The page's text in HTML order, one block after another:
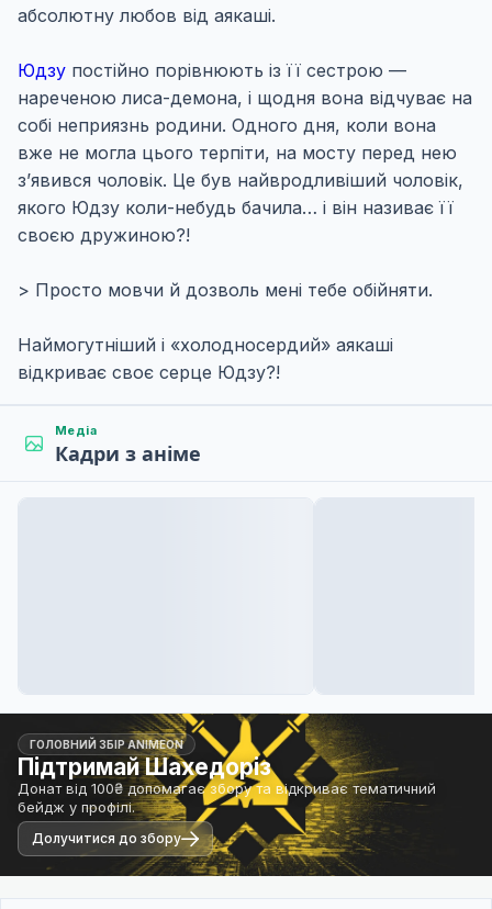
абсолютну любов від аякаші.
Юдзу постійно порівнюють із її сестрою —
нареченою лиса-демона, і щодня вона відчуває на
собі неприязнь родини. Одного дня, коли вона
вже не могла цього терпіти, на мосту перед нею
з’явився чоловік. Це був найвродливіший чоловік,
якого Юдзу коли-небудь бачила… і він називає її
своєю дружиною?!
> Просто мовчи й дозволь мені тебе обійняти.
Наймогутніший і «холодносердий» аякаші
відкриває своє серце Юдзу?!
Медіа
Кадри з аніме
ГОЛОВНИЙ ЗБІР ANIMEON
Підтримай Шахедоріз
Донат від 100₴ допомагає збору та відкриває тематичний
бейдж у профілі.
Долучитися до збору